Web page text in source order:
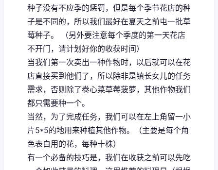
种子没有不应季的惩罚，但是每个季节花店的种
子是不同的，所以我们最好在夏天之前屯一批草
莓种子。 （另外要注意每个季度的第一天花店
不开门，请计划好你的收获时间）
当我们第一次卖出一种作物时，以后就可以在花
店直接买到他们了，所以除非是镇长女儿的任务
需求，否则除了卷心菜草莓菠萝，其他作物我们
都只需要种一个。
当然，为了完成任务，我们可以在左上角留一小
片5*5的地用来种植其他作物。（主要是每个角
色表白用的花，每种十株）
有一个必备的技巧是，我们在收获之前可以先吃